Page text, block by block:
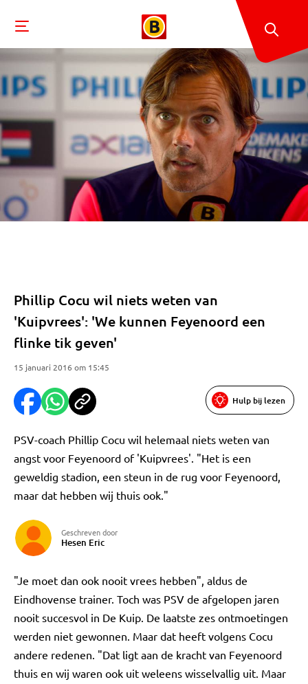
Phillip Cocu wil niets weten van
'Kuipvrees': 'We kunnen Feyenoord een
flinke tik geven'
15 januari 2016 om 15:45
Hulp bij lezen
PSV-coach Phillip Cocu wil helemaal niets weten van
angst voor Feyenoord of 'Kuipvrees'. "Het is een
geweldig stadion, een steun in de rug voor Feyenoord,
maar dat hebben wij thuis ook."
Geschreven door
Hesen Eric
"Je moet dan ook nooit vrees hebben", aldus de
Eindhovense trainer. Toch was PSV de afgelopen jaren
nooit succesvol in De Kuip. De laatste zes ontmoetingen
werden niet gewonnen. Maar dat heeft volgens Cocu
andere redenen. "Dat ligt aan de kracht van Feyenoord
thuis en wij waren ook uit weleens wisselvallig uit. Maar